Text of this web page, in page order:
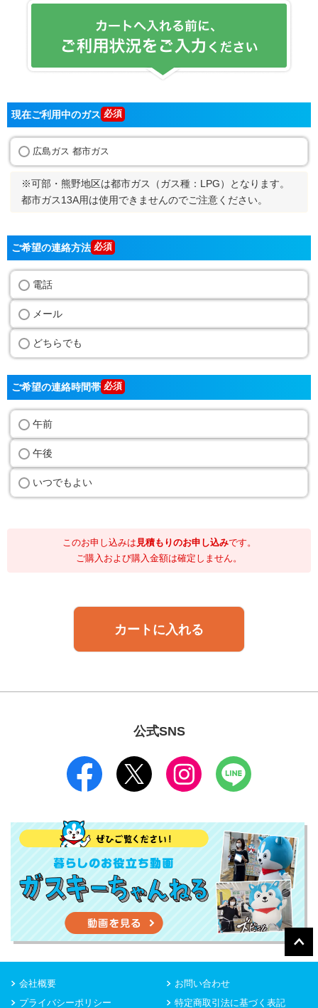
現在ご利用中のガス
広島ガス 都市ガス
※可部・熊野地区は都市ガス（ガス種：LPG）となります。
都市ガス13A用は使用できませんのでご注意ください。
ご希望の連絡方法
電話
メール
どちらでも
ご希望の連絡時間帯
午前
午後
いつでもよい
このお申し込みは 見積もりのお申し込みです。
ご購入および購入金額は確定しません。
カートに入れる
公式SNS
会社概要
お問い合わせ
プライバシーポリシー
特定商取引法に基づく表記